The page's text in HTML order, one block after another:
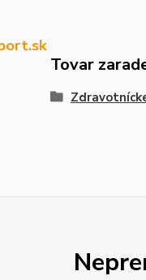
Tovar